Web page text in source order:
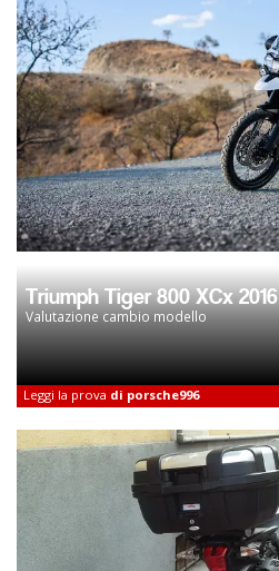
Triumph Tiger 800 XCx 2016
Valutazione cambio modello
Leggi la prova di porsche996